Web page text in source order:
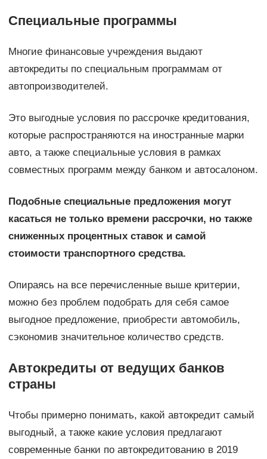
Специальные программы
Многие финансовые учреждения выдают
автокредиты по специальным программам от
автопроизводителей.
Это выгодные условия по рассрочке кредитования,
которые распространяются на иностранные марки
авто, а также специальные условия в рамках
совместных программ между банком и автосалоном.
Подобные специальные предложения могут
касаться не только времени рассрочки, но также
сниженных процентных ставок и самой
стоимости транспортного средства.
Опираясь на все перечисленные выше критерии,
можно без проблем подобрать для себя самое
выгодное предложение, приобрести автомобиль,
сэкономив значительное количество средств.
Автокредиты от ведущих банков
страны
Чтобы примерно понимать, какой автокредит самый
выгодный, а также какие условия предлагают
современные банки по автокредитованию в 2019